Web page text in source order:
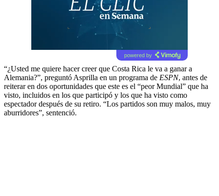
powered by
“¿Usted me quiere hacer creer que Costa Rica le va a ganar a
Alemania?”, preguntó Asprilla en un programa de ESPN, antes de
reiterar en dos oportunidades que este es el “peor Mundial” que ha
visto, incluidos en los que participó y los que ha visto como
espectador después de su retiro. “Los partidos son muy malos, muy
aburridores”, sentenció.